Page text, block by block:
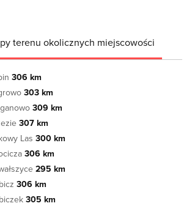
terenu okolicznych miejscowości
306 km
303 km
309 km
307 km
Las 300 km
306 km
295 km
306 km
305 km